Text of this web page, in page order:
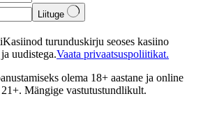
Liituge
turunduskirju seoses kasiino
uudistega.Vaata privaatsuspoliitikat.
olema 18+ aastane ja online
Mängige vastutustundlikult.